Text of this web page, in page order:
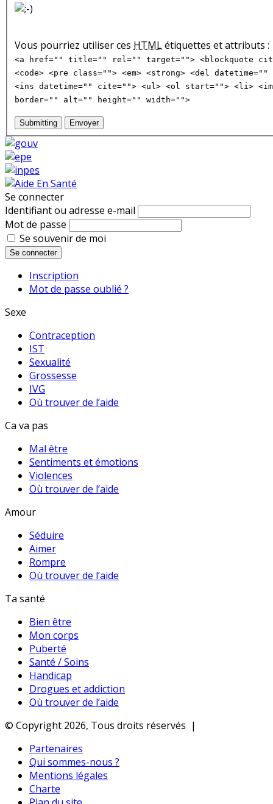
Vous pourriez utiliser ces HTMLétiquettes et attributs :
<a href="" title="" rel="" target=""> <blockquote
<code> <pre class=""> <em> <strong> <del
<ins datetime="" cite=""> <ul> <ol start=""> <li>
border="" alt="" height="" width="">
Submitting Envoyer
Se connecter
Identifiant ou adresse e-mail
Mot de passe
Se souvenir de moi
Se connecter
Inscription
Mot de passe oublié ?
Sexe
Contraception
IST
Sexualité
Grossesse
IVG
Où trouver de l’aide
Ca va pas
Mal être
Sentiments et émotions
Violences
Où trouver de l’aide
Amour
Séduire
Aimer
Rompre
Où trouver de l’aide
Ta santé
Bien être
Mon corps
Puberté
Santé / Soins
Handicap
Drogues et addiction
Où trouver de l’aide
© Copyright 2026, Tous droits réservés |
Partenaires
Qui sommes-nous ?
Mentions légales
Charte